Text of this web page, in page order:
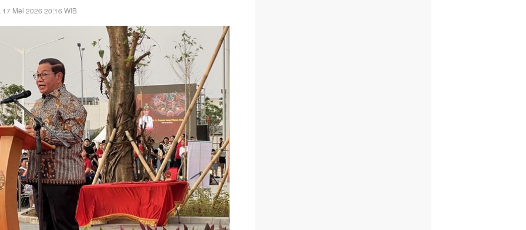
17 Mei 2026 20:16 WIB